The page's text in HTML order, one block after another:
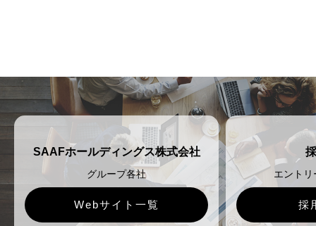
SAAFホールディングス株式会社
グループ各社
Webサイト一覧
エント
採